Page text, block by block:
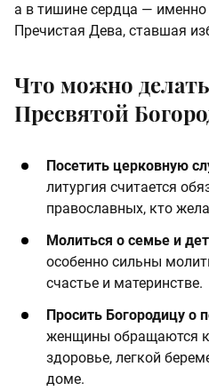
а в тишине сердца —
Пречистая Дева, ставшая
Что можно
Пресвятой
Посетить церковную
литургия считается
православных, кто
Молиться о семье и
особенно сильны
счастье и материнстве.
Просить Богородицу о
женщины обращаются
здоровье, легкой
доме.